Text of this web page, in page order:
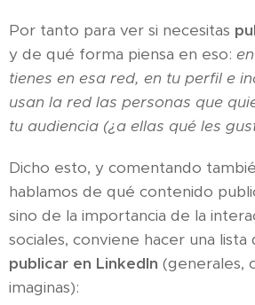
Por tanto para ver si necesitas
y de qué forma piensa en eso:
tienes en esa red, en tu perfil e
usan la red las personas que
tu audiencia (¿a ellas qué les
Dicho esto, y comentando
hablamos de qué contenido
sino de la importancia de la
sociales, conviene hacer una lista
publicar en LinkedIn (generales,
imaginas):